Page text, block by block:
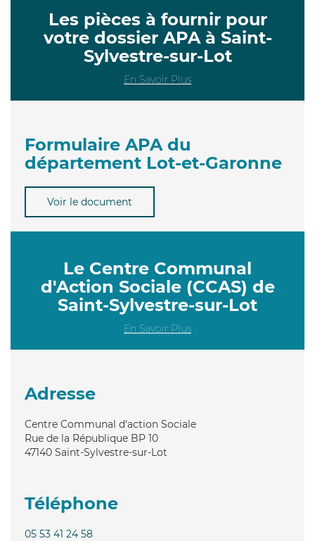
Les pièces à fournir pour
votre dossier APA à Saint-
Sylvestre-sur-Lot
En Savoir Plus
Formulaire APA du
département Lot-et-Garonne
Voir le document
Le Centre Communal
d'Action Sociale (CCAS) de
Saint-Sylvestre-sur-Lot
En Savoir Plus
Adresse
Centre Communal d'action Sociale
Rue de la République BP 10
47140 Saint-Sylvestre-sur-Lot
Téléphone
05 53 41 24 58